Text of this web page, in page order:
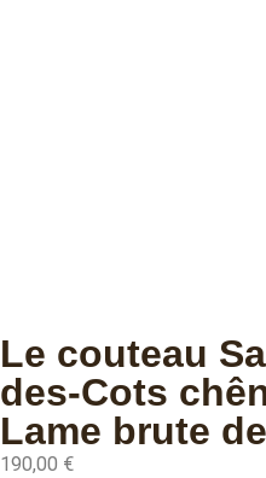
Le couteau
des-Cots
Lame brute
190,00 €